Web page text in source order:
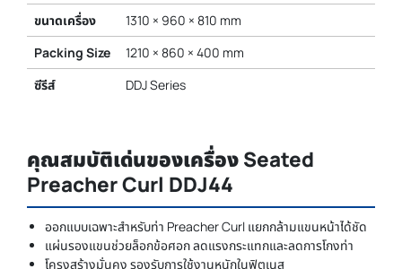
ขนาดเครื่อง
1310 × 960 × 810 mm
Packing Size
1210 × 860 × 400 mm
ซีรีส์
DDJ Series
คุณสมบัติเด่นของเครื่อง Seated
Preacher Curl DDJ44
ออกแบบเฉพาะสำหรับท่า Preacher Curl แยกกล้ามแขนหน้าได้ชัด
แผ่นรองแขนช่วยล็อกข้อศอก ลดแรงกระแทกและลดการโกงท่า
โครงสร้างมั่นคง รองรับการใช้งานหนักในฟิตเนส